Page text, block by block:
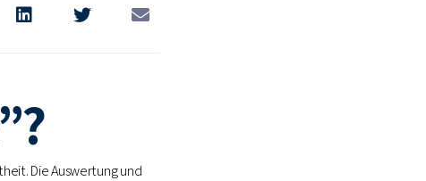
Die Auswertung und